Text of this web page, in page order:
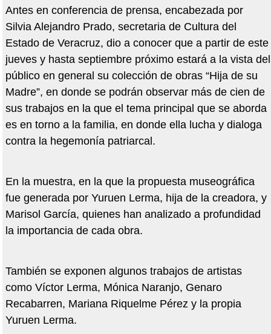
Antes en conferencia de prensa, encabezada por
Silvia Alejandro Prado, secretaria de Cultura del
Estado de Veracruz, dio a conocer que a partir de este
jueves y hasta septiembre próximo estará a la vista del
público en general su colección de obras “Hija de su
Madre”, en donde se podrán observar más de cien de
sus trabajos en la que el tema principal que se aborda
es en torno a la familia, en donde ella lucha y dialoga
contra la hegemonía patriarcal.
En la muestra, en la que la propuesta museográfica
fue generada por Yuruen Lerma, hija de la creadora, y
Marisol García, quienes han analizado a profundidad
la importancia de cada obra.
También se exponen algunos trabajos de artistas
como Víctor Lerma, Mónica Naranjo, Genaro
Recabarren, Mariana Riquelme Pérez y la propia
Yuruen Lerma.